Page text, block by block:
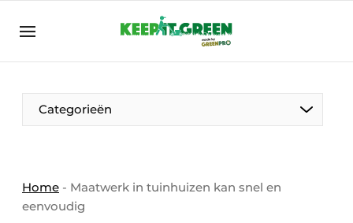
NL ENG FR
Categorieën
Home - Maatwerk in tuinhuizen kan snel en
eenvoudig